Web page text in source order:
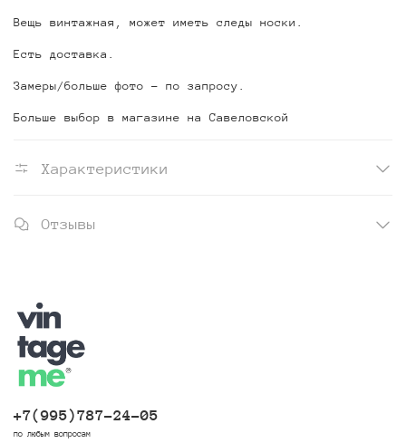
Вещь винтажная, может иметь следы носки.
Есть доставка.
Замеры/больше фото - по запросу.
Больше выбор в магазине на Савеловской
Характеристики
Отзывы
+7(995)787-24-05
по любым вопросам